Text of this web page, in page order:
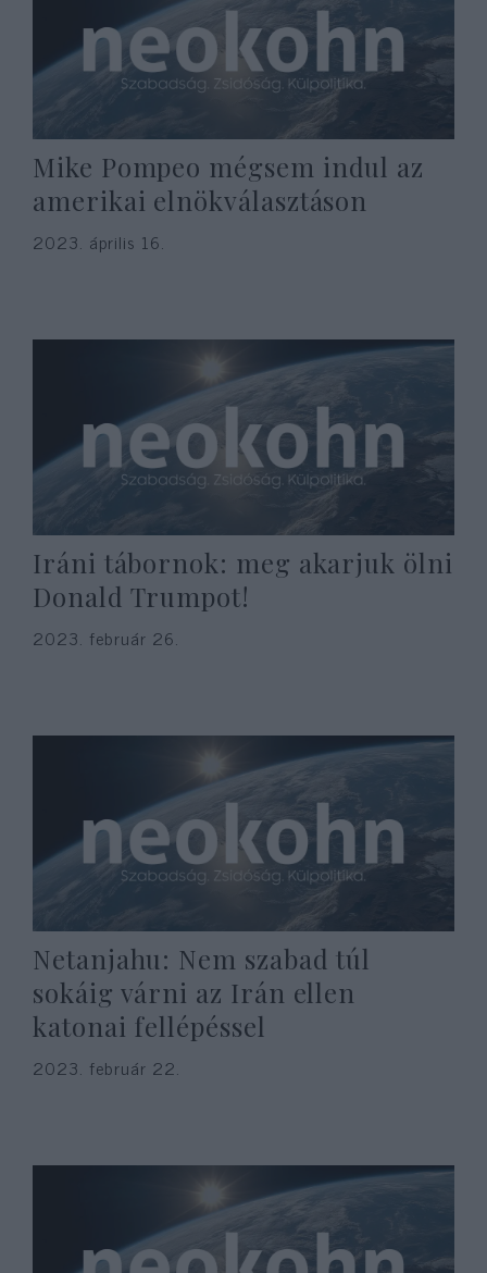
Mike Pompeo mégsem indul az
amerikai elnökválasztáson
2023. április 16.
Iráni tábornok: meg akarjuk ölni
Donald Trumpot!
2023. február 26.
Netanjahu: Nem szabad túl
sokáig várni az Irán ellen
katonai fellépéssel
2023. február 22.